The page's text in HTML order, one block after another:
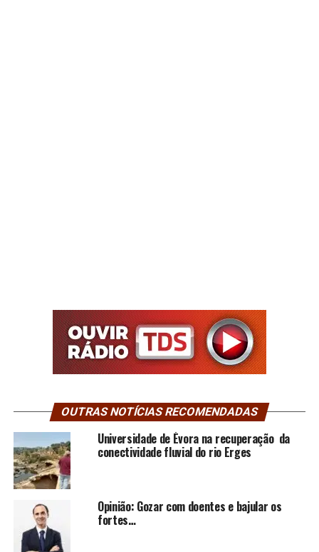
OUTRAS NOTÍCIAS RECOMENDADAS
Universidade de Évora na recuperação da
conectividade fluvial do rio Erges
Opinião: Gozar com doentes e bajular os
fortes…